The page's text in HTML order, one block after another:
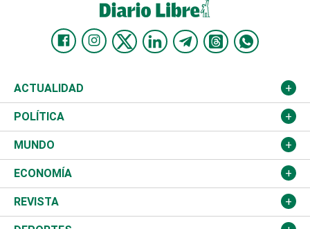
ACTUALIDAD
Nacional
Ciudad
Educación
Salud
POLÍTICA
Partidos
JCE
TSE
MUNDO
Estados Unidos
América Latina
ECONOMÍA
Finanzas
REVISTA